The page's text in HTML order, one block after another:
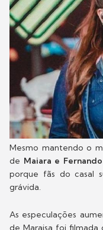
Mesmo mantendo o
de Maiara e
porque fãs do casal
grávida.
As especulações
de Maraisa foi filmada